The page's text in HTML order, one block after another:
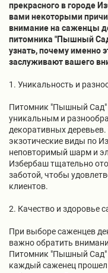
прекрасного в городе
вами некоторыми
внимание на саженцы
питомника "Пышный
узнать, почему именно
заслуживают вашего
1. Уникальность и
Питомник "Пышный Сад"
уникальным и
декоративных
экзотические виды по
неповторимый шарм и
Избербаш тщательно
заботой, чтобы
клиентов.
2. Качество и здоровье
При выборе саженцев
важно обратить
Питомник "Пышный Сад"
каждый саженец прошел